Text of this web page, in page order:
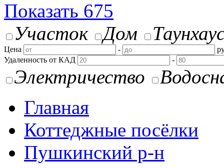
Показать 675
Участок
Дом
Цена -
Удаленность от КАД
-
Электричество
Главная
Коттеджные посёлки
Пушкинский р-н